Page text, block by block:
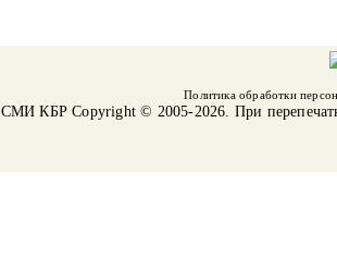
Политика обработки
СМИ КБРCopyright © 2005-2026. При